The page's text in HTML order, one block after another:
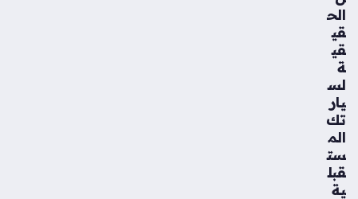
الح
قي
قي
ة
لس
يار
تك
الم
ست
قبل
ية